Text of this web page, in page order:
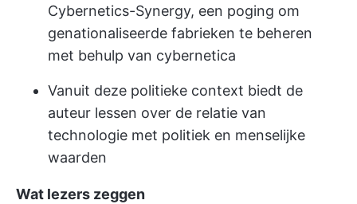
Cybernetics-Synergy, een poging om
genationaliseerde fabrieken te beheren
met behulp van cybernetica
Vanuit deze politieke context biedt de
auteur lessen over de relatie van
technologie met politiek en menselijke
waarden
Wat lezers zeggen